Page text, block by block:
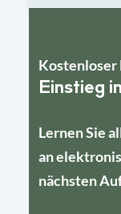
Kostenloser
Einstieg
Lernen Sie
an
nächsten